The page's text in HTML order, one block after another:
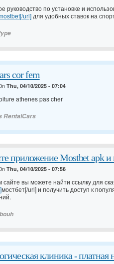
руководство по установке и
url] для удобных ставок на
cor fem
Thu, 04/10/2025 - 07:04
athenes pas cher
RentalCars
приложение Mostbet apk
Thu, 04/10/2025 - 07:56
вы можете найти ссылку для
мостбет[/url] и получить доступ к
клиника - платная